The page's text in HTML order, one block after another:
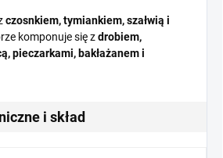
czosnkiem, tymiankiem, szałwią i
komponuje się zdrobiem,
pieczarkami, bakłażanem i
i skład